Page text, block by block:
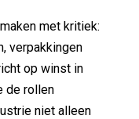
met kritiek:
verpakkingen
op winst in
de rollen
niet alleen